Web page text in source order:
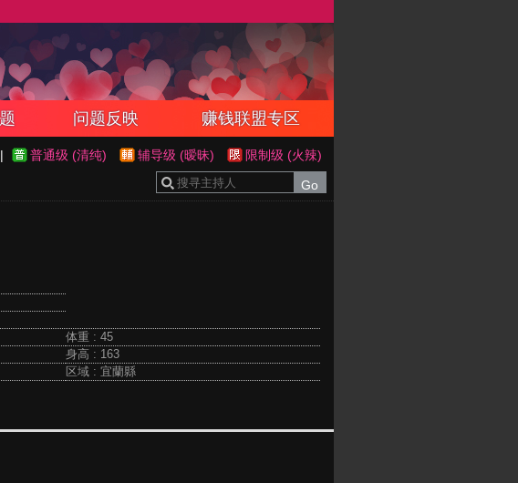
问题反映 赚钱联盟专区
普通级 (清纯) 辅导级 (暧昧)
限制级 (火辣)
体重 : 45
身高 : 163
区域 : 宜蘭縣